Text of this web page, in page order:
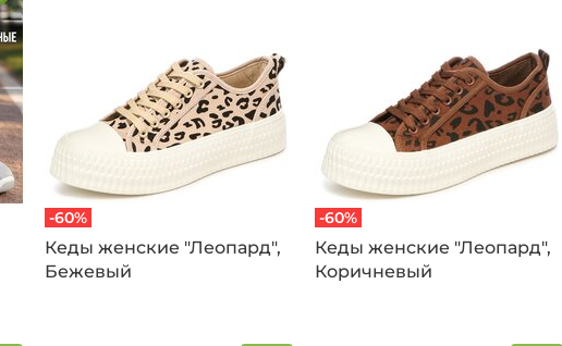
-60%
Кеды женские "Леопард",
Бежевый
-60%
Кеды женские "Леопард",
Коричневый